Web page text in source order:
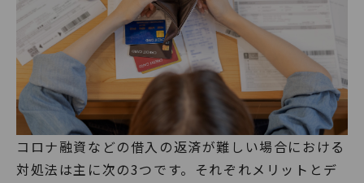
コロナ融資などの借入の返済が難しい場合における
対処法は主に次の3つです。それぞれメリットとデ